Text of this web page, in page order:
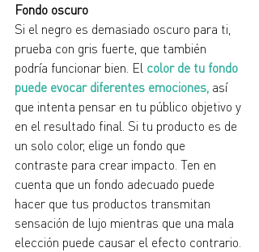
Fondo oscuro
Si el negro es demasiado oscuro para ti,
prueba con gris fuerte, que también
podría funcionar bien. El color de tu fondo
puede evocar diferentes emociones, así
que intenta pensar en tu público objetivo y
en el resultado final. Si tu producto es de
un solo color, elige un fondo que
contraste para crear impacto. Ten en
cuenta que un fondo adecuado puede
hacer que tus productos transmitan
sensación de lujo mientras que una mala
elección puede causar el efecto contrario.